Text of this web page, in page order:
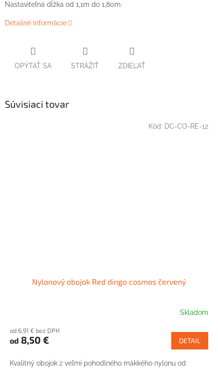
Nastaviteľná dĺžka od 1,1m do 1,80m.
Detailné informácie
OPÝTAŤ SA STRÁŽIŤ ZDIEĽAŤ
Súvisiaci tovar
Nylonový obojok Red dingo cosmos červený
Skladom
od 6,91 € bez DPH
od 8,50 € DETAIL
Kvalitný obojok z veľmi pohodlného mäkkého nylonu od
Kód: DC-CO-RE-12